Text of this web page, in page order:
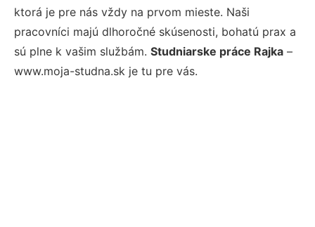
ktorá je pre nás vždy na prvom mieste. Naši
pracovníci majú dlhoročné skúsenosti, bohatú prax a
sú plne k vašim službám. Studniarske práce Rajka –
www.moja-studna.sk je tu pre vás.